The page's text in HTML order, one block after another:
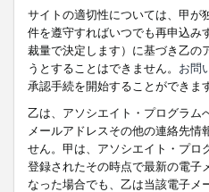
サイトの適切性については、甲が
件を遵守すればいつでも再申込み
裁量で決定します）に基づき乙の
うとすることはできません。 お問
承認手続を開始することができます
乙は、アソシエイト・プログラム
メールアドレスその他の連絡先
せん。甲は、アソシエイト・プロ
登録されたその時点で最新の電子
なった場合でも、乙は当該電子メ